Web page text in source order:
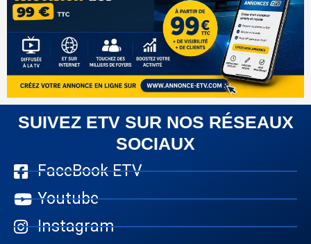
SUIVEZ ETV SUR NOS RÉSEAUX
SOCIAUX
FaceBook ETV
Youtube
Instagram